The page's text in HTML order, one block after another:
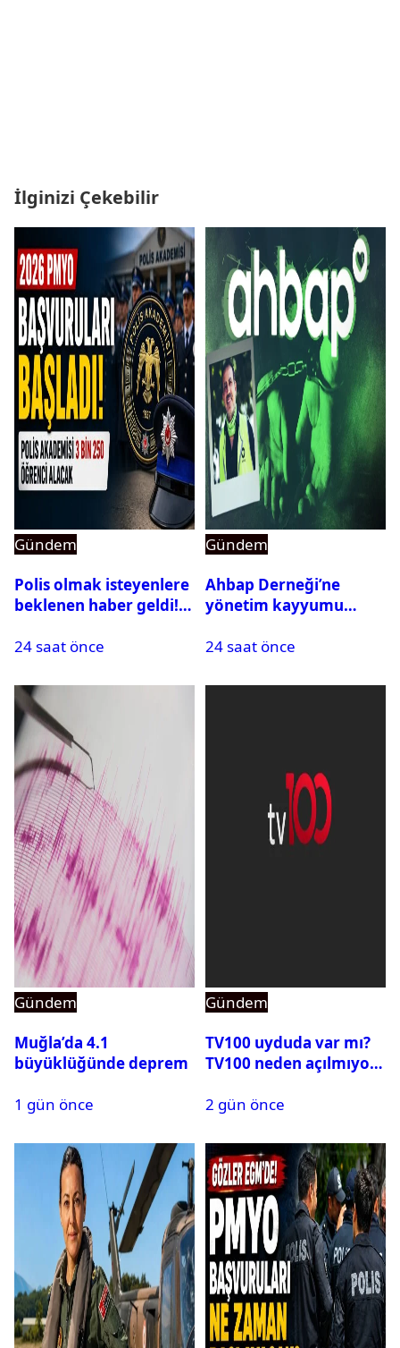
İlginizi Çekebilir
Gündem
Polis olmak isteyenlere
beklenen haber geldi!
24 saat önce
Gündem
Ahbap Derneği’ne
yönetim kayyumu
açıldı
24 saat önce
Gündem
Muğla’da 4.1
büyüklüğünde deprem
1 gün önce
Gündem
TV100 uyduda var mı?
TV100 neden açılmıyor?
2 gün önce